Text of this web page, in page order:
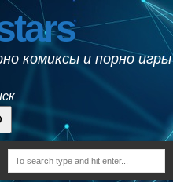
комиксы и порно игры